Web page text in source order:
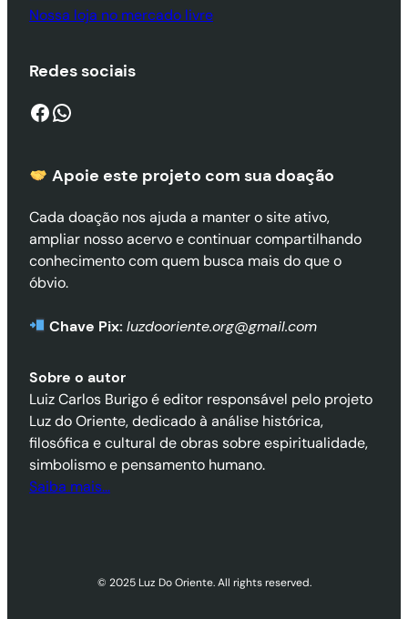
Nossa loja no mercado livre
Redes sociais
Facebook WhatsApp
Apoie este projeto com sua doação
Cada doação nos ajuda a manter o site ativo,
ampliar nosso acervo e continuar compartilhando
conhecimento com quem busca mais do que o
óbvio.
Chave Pix: luzdooriente.org@gmail.com
Sobre o autor
Luiz Carlos Burigo é editor responsável pelo projeto
Luz do Oriente, dedicado à análise histórica,
filosófica e cultural de obras sobre espiritualidade,
simbolismo e pensamento humano.
Saiba mais…
© 2025 Luz Do Oriente. All rights reserved.